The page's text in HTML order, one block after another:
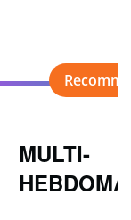
MULTI-